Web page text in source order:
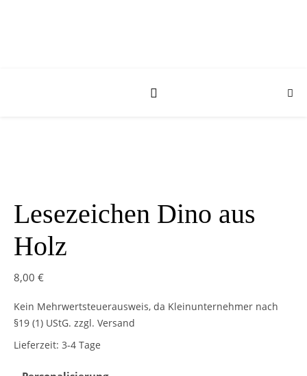
Lesezeichen Dino aus
Holz
8,00 €
Kein Mehrwertsteuerausweis, da Kleinunternehmer nach
§19 (1) UStG. zzgl. Versand
Lieferzeit: 3-4 Tage